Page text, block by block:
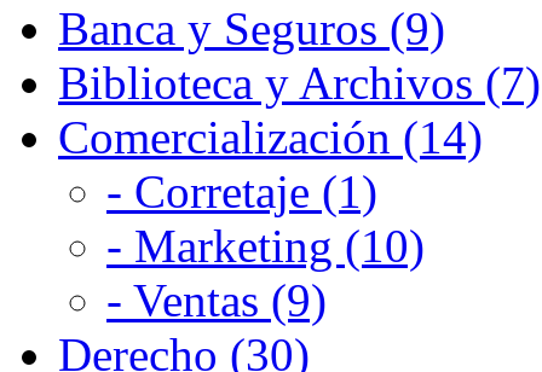
Banca y Seguros (9)
Biblioteca y Archivos (7)
Comercialización (14)
- Corretaje (1)
- Marketing (10)
- Ventas (9)
Derecho (30)